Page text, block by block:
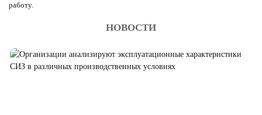
работу.
НОВОСТИ